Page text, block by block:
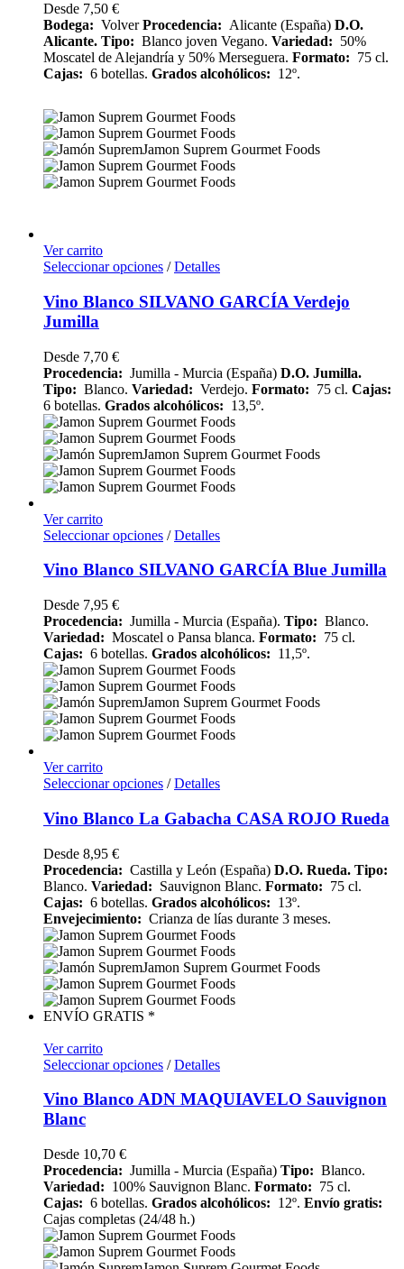
Desde 7,50 €
Bodega: VolverProcedencia: Alicante (España) D.O.
Alicante. Tipo: Blanco joven Vegano. Variedad: 50%
Moscatel de Alejandría y 50% Merseguera. Formato: 75 cl.
Cajas: 6 botellas. Grados alcohólicos: 12º.
Ver carrito
Seleccionar opciones / Detalles
Vino Blanco SILVANO GARCÍA Verdejo
Jumilla
Desde 7,70 €
Procedencia: Jumilla - Murcia (España) D.O. Jumilla.
Tipo: Blanco. Variedad: Verdejo. Formato: 75 cl. Cajas:
6 botellas. Grados alcohólicos: 13,5º.
Ver carrito
Seleccionar opciones / Detalles
Vino Blanco SILVANO GARCÍA Blue Jumilla
Desde 7,95 €
Procedencia: Jumilla - Murcia (España). Tipo: Blanco.
Variedad: Moscatel o Pansa blanca. Formato: 75 cl.
Cajas: 6 botellas. Grados alcohólicos: 11,5º.
Ver carrito
Seleccionar opciones / Detalles
Vino Blanco La Gabacha CASA ROJO Rueda
Desde 8,95 €
Procedencia: Castilla y León (España) D.O. Rueda. Tipo:
Blanco. Variedad: Sauvignon Blanc. Formato: 75 cl.
Cajas: 6 botellas. Grados alcohólicos: 13º.
Envejecimiento: Crianza de lías durante 3 meses.
ENVÍO GRATIS *
Ver carrito
Seleccionar opciones / Detalles
Vino Blanco ADN MAQUIAVELO Sauvignon
Blanc
Desde 10,70 €
Procedencia: Jumilla - Murcia (España) Tipo: Blanco.
Variedad: 100% Sauvignon Blanc. Formato: 75 cl.
Cajas: 6 botellas. Grados alcohólicos: 12º. Envío gratis:
Cajas completas (24/48 h.)